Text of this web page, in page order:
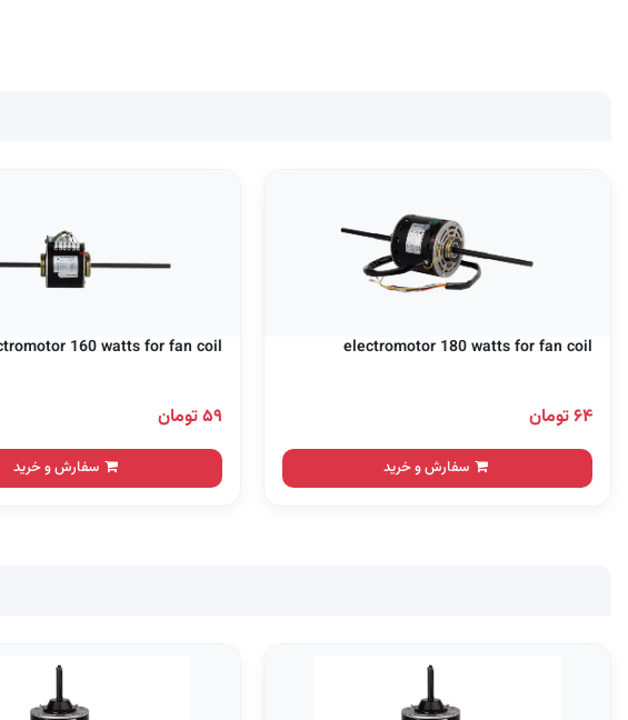
electromotor 180 watts for fan coil
۶۴ تومان
سفارش و خرید
160 watts for fan coil
۵۹ تومان
سفارش و خرید